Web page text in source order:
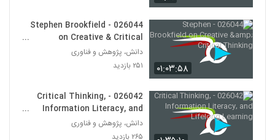
115
028125 - نظریه شبکه (Network Theory)
028126 - نظریه شبکه (Network Theory)
۵۴۲ بازدید
117
028127 - نظریه شبکه (Network Theory)
۰۱:۰۳:۵۸
026044 - Stephen Brookfield
on Creative & Critical
Thinking
دانش، پژوهش و فناوری
۲۵۱ بازدید
026042 - Critical Thinking,
Information Literacy, and
Lifelong Learning
دانش، پژوهش و فناوری
۲۶۵ بازدید